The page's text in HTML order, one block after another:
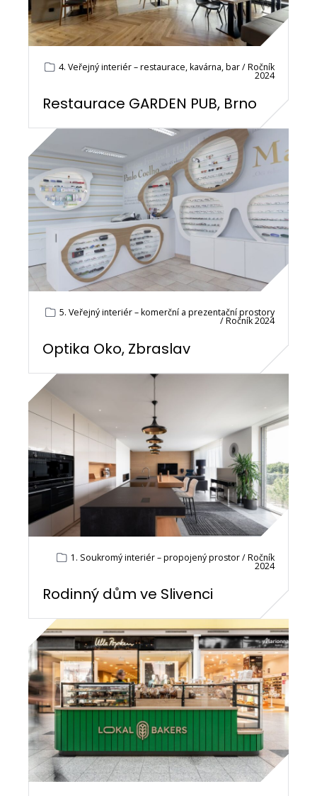
4. Veřejný interiér – restaurace, kavárna, bar / Ročník
2024
Restaurace GARDEN PUB, Brno
5. Veřejný interiér – komerční a prezentační prostory
/ Ročník 2024
Optika Oko, Zbraslav
1. Soukromý interiér – propojený prostor / Ročník
2024
Rodinný dům ve Slivenci